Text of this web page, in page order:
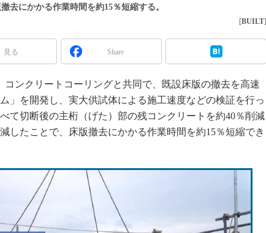
日本 ものづくりワールド 2020
IGAS2018
去にかかる作業時間を約15％短縮する。
[BUILT]
見る Share
ンクリートコーリングと共同で、既設床版の撤去を高速
」を開発し、実大供試体による施工速度などの検証を行っ
て切断後の主桁（げた）部の残コンクリートを約40％削減
したことで、床版撤去にかかる作業時間を約15％短縮でき